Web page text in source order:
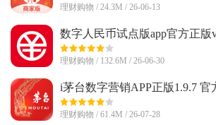
理财购物 / 24.3M / 26-06-13
数字人民币试点版app官方正版
安卓版
理财购物 / 132.6M / 26-06-30
i茅台数字营销APP正版1.9.7 官
版
理财购物 / 61.4M / 26-07-28